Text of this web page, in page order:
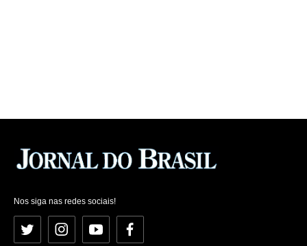
Nos siga nas redes sociais!
Twitter InstagramYouTubeFacebook